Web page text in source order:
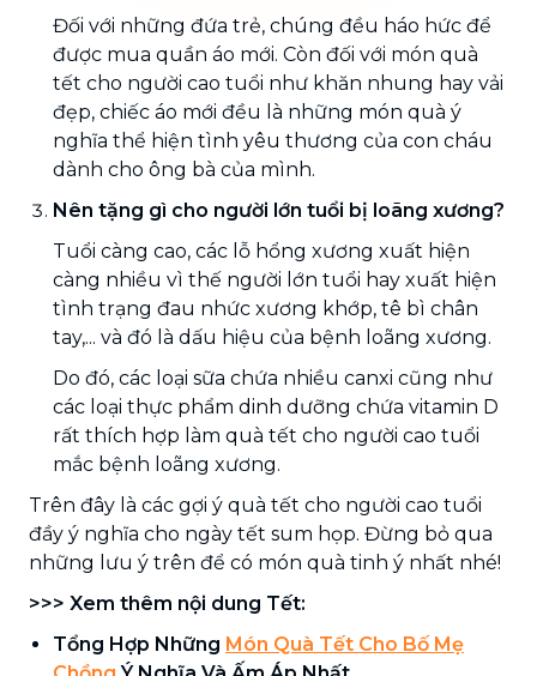
Đối với những đứa trẻ, chúng đều háo hức để
được mua quần áo mới. Còn đối với món quà
tết cho người cao tuổi như khăn nhung hay vải
đẹp, chiếc áo mới đều là những món quà ý
nghĩa thể hiện tình yêu thương của con cháu
dành cho ông bà của mình.
Nên tặng gì cho người lớn tuổi bị loãng xương?
Tuổi càng cao, các lỗ hổng xương xuất hiện
càng nhiều vì thế người lớn tuổi hay xuất hiện
tình trạng đau nhức xương khớp, tê bì chân
tay,... và đó là dấu hiệu của bệnh loãng xương.
Do đó, các loại sữa chứa nhiều canxi cũng như
các loại thực phẩm dinh dưỡng chứa vitamin D
rất thích hợp làm quà tết cho người cao tuổi
mắc bệnh loãng xương.
Trên đây là các gợi ý quà tết cho người cao tuổi
đầy ý nghĩa cho ngày tết sum họp. Đừng bỏ qua
những lưu ý trên để có món quà tinh ý nhất nhé!
>>> Xem thêm nội dung Tết:
Tổng Hợp Những Món Quà Tết Cho Bố Mẹ